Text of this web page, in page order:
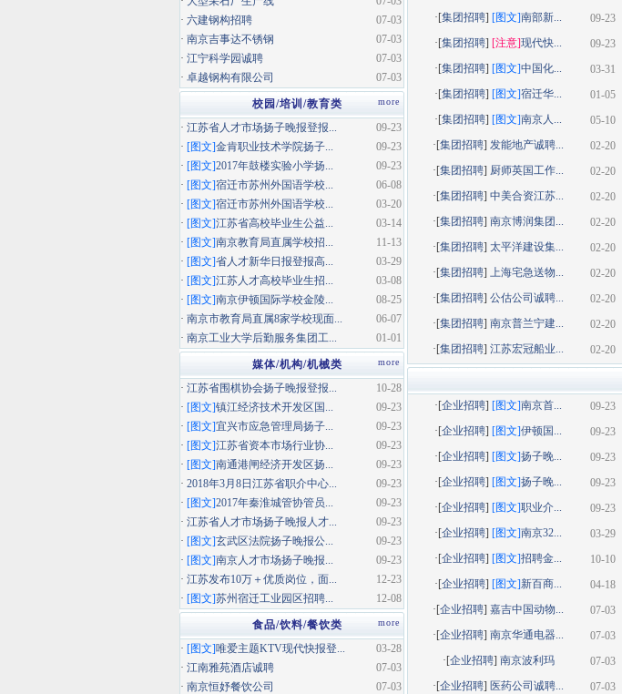
09-23
·[集团招聘] [图文]南部新...
09-23
·[集团招聘] [注意]现代快...
03-31
·[集团招聘] [图文]中国化...
01-05
·[集团招聘] [图文]宿迁华...
05-10
·[集团招聘] [图文]南京人...
02-20
·[集团招聘]发能地产诚聘...
02-20
·[集团招聘] 厨师英国工作...
02-20
·[集团招聘]中美合资江苏...
02-20
·[集团招聘]南京博润集团...
02-20
·[集团招聘]太平洋建设集...
02-20
·[集团招聘]上海宅急送物...
02-20
·[集团招聘]公估公司诚聘...
02-20
·[集团招聘]南京普兰宁建...
02-20
·[集团招聘]江苏宏冠船业...
09-23
·[企业招聘] [图文]南京首...
09-23
·[企业招聘] [图文]伊顿国...
09-23
·[企业招聘] [图文]扬子晚...
09-23
·[企业招聘] [图文]扬子晚...
09-23
·[企业招聘] [图文]职业介...
03-29
·[企业招聘] [图文]南京32...
10-10
·[企业招聘] [图文]招聘金...
04-18
·[企业招聘] [图文]新百商...
07-03
·[企业招聘]嘉吉中国动物...
07-03
·[企业招聘]南京华通电器...
07-03
·[企业招聘] 南京波利玛
07-03
·[企业招聘] 医药公司诚聘...
07-03
· 六建钢构招聘
07-03
· 南京吉事达不锈钢
07-03
· 江宁科学园诚聘
07-03
· 卓越钢构有限公司
more
校园/培训/教育类
09-23
· 江苏省人才市场扬子晚报登报...
09-23
· [图文]金肯职业技术学院扬子...
09-23
· [图文]2017年鼓楼实验小学扬...
06-08
· [图文]宿迁市苏州外国语学校...
03-20
· [图文]宿迁市苏州外国语学校...
03-14
· [图文]江苏省高校毕业生公益...
11-13
· [图文]南京教育局直属学校招...
03-29
· [图文]省人才新华日报登报高...
03-08
· [图文]江苏人才高校毕业生招...
08-25
· [图文]南京伊顿国际学校金陵...
06-07
· 南京市教育局直属8家学校现面...
01-01
· 南京工业大学后勤服务集团工...
more
媒体/机构/机械类
10-28
· 江苏省围棋协会扬子晚报登报...
09-23
· [图文]镇江经济技术开发区国...
09-23
· [图文]宜兴市应急管理局扬子...
09-23
· [图文]江苏省资本市场行业协...
09-23
· [图文]南通港闸经济开发区扬...
09-23
· 2018年3月8日江苏省职介中心...
09-23
· [图文]2017年秦淮城管协管员...
09-23
· 江苏省人才市场扬子晚报人才...
09-23
· [图文]玄武区法院扬子晚报公...
09-23
· [图文]南京人才市场扬子晚报...
12-23
· 江苏发布10万＋优质岗位，面...
12-08
· [图文]苏州宿迁工业园区招聘...
more
食品/饮料/餐饮类
03-28
· [图文]唯爱主题KTV现代快报登...
07-03
· 江南雅苑酒店诚聘
07-03
· 南京恒妤餐饮公司